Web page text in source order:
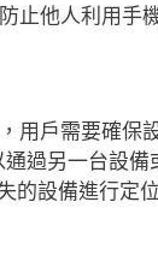
止他人利用手
用戶需要確保
過另一台設備
的設備進行定位